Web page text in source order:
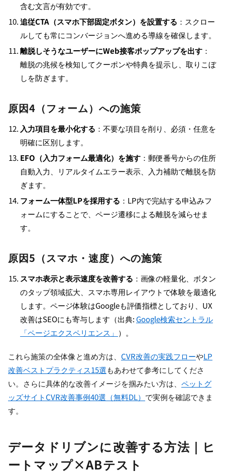
含む文言が有効です。
追従CTA（スマホ下部固定ボタン）を設置する ：スクロー
ルしても常にコンバージョンへ進める導線を確保します。
離脱しそうなユーザーにWeb接客ポップアップを出す ：
離脱の兆候を検知してクーポンや特典を提示し、取りこぼ
しを防ぎます。
原因4（フォーム）への施策
入力項目を最小化する ：不要な項目を削り、必須・任意を
明確に区別します。
EFO（入力フォーム最適化）を施す ：郵便番号からの住所
自動入力、リアルタイムエラー表示、入力補助で離脱を防
ぎます。
フォーム一体型LPを採用する ：LP内で完結する申込みフ
ォームにすることで、ページ遷移による離脱を減らせま
す。
原因5（スマホ・速度）への施策
スマホ表示と表示速度を改善する ：画像の軽量化、ボタン
のタップ領域拡大、スマホ専用レイアウトで体験を最適化
します。ページ体験はGoogleも評価指標としており、UX
改善はSEOにも寄与します（出典:Google検索セントラル
「ページエクスペリエンス」 ）。
これら施策の全体像と進め方は、 CVR改善の実践フローやLP
改善ベストプラクティス15選もあわせて参考にしてくださ
い。さらに具体的な改善イメージを掴みたい方は、 ペットグ
ッズサイトCVR改善事例40選（無料DL） で実例を確認できま
す。
データドリブンに改善する方法｜ヒ
ートマップ×ABテスト